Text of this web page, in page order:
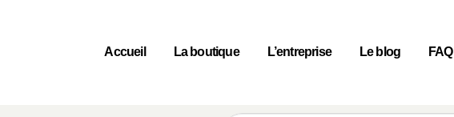
Accueil La boutique L’entreprise Le blog FAQ